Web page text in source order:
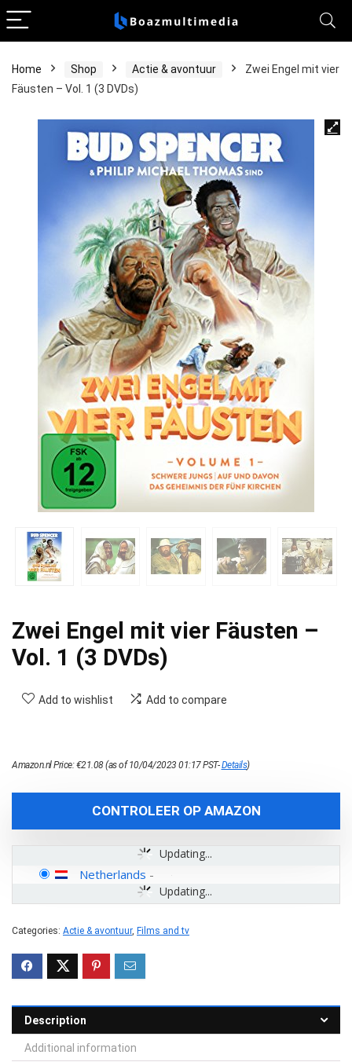
Home Shop Actie & avontuur
Zwei Engel mit vier
Fäusten – Vol. 1 (3 DVDs)
Zwei Engel mit vier Fäusten –
Vol. 1 (3 DVDs)
Add to wishlist Add to compare
Amazon.nl Price:€21.08(as of 10/04/2023 01:17 PST-Details)
CONTROLEER OP AMAZON
Updating...
Updating...
Netherlands -
Categories: Actie & avontuur, Films and tv
Description
Additional information